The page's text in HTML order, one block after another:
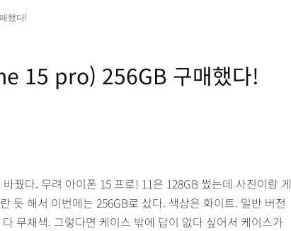
했다!
15 pro) 256GB 구매했다!
꿨다. 무려 아이폰 15 프로! 11은 128GB 썼는데 사진이랑 게
듯 해서 이번에는 256GB로 샀다. 색상은 화이트. 일반 버전
무채색. 그렇다면 케이스 밖에 답이 없다 싶어서 케이스가